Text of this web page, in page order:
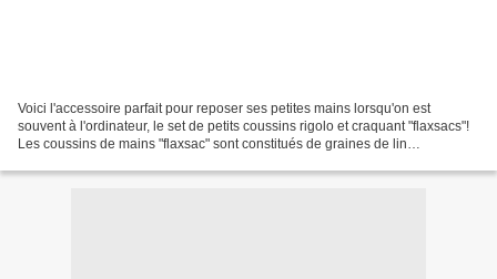
Voici l'accessoire parfait pour reposer ses petites mains lorsqu'on est
souvent à l'ordinateur, le set de petits coussins rigolo et craquant "flaxsacs"!
Les coussins de mains "flaxsac" sont constitués de graines de lin